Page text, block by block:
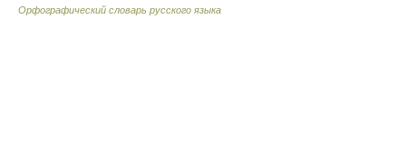
Орфографический словарь русского языка